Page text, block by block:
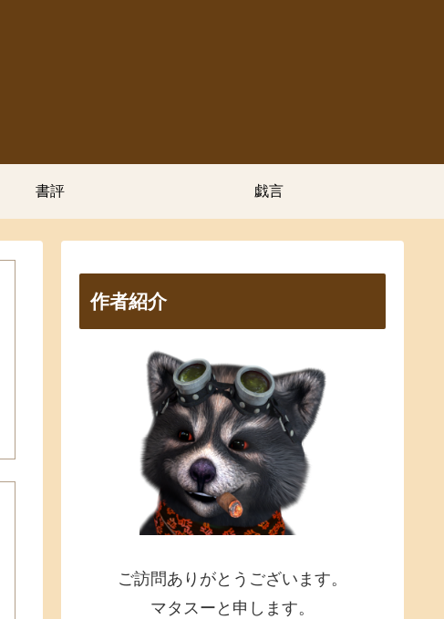
書評 戯言
作者紹介
ご訪問ありがとうございます。
マタスーと申します。